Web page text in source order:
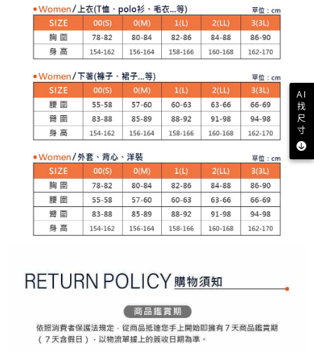
【注意事項】
1.本服務係由「台灣大哥大股份有限公司」（以下簡稱本公司）所提供，讓
用戶於交易時，得透過本服務購買商品或服務，並由商店將買賣／分期付款
2.基於同意付款使用「大哥付你分期」之契約關係目的，商店將以您的個人
資料（包含姓名、電話或地址）提供予台灣大哥大進項蒐集、處理及利用，
由本公司與您本人進行分期帳單所需資料之確認、核對及更正。
3.完整用戶服務條款，請詳閱以下連結：https://oppay.tw/userRule
２．訂單成立數日內，您將收到繳費通知簡訊。
３．收到繳費通知簡訊後14天內，點擊此簡訊中的連結，可透過四大超商／
ATM／網路銀行／等多元方式進行付款，方視為交易完成。
※ 請注意：結帳手續完成當下不需立刻繳費，但若您需要取消訂單，請聯絡
購買商品的店家。未經商家同意取消之訂單仍視為有效，需透過AFTEE先享
※ 交易是否成功請以「AFTEE先享後付 」之結帳頁面顯示為準，若有關於
是否繳費成功／繳費後需取消欲退款等相關疑問，請聯繫「AFTEE先享後付
客戶支援中心」
https://netprotections.freshdesk.com/support/home
【注意事項】
易，需依本服務之必要範圍內提供個人資料，並將交易相關給付款項請求債
權轉讓予恩沛科技股份有限公司。
２．關於個人資料處理事宜，請瀏覽以下網址：
https://aftee.tw/terms/#terms3
３．未成年的使用者請事先徵得法定代理人或監護人之同意方可使用
「AFTEE先享後付」，若未經同意申辦者引起之損失，本公司不負相關責
請求用戶進行身份認證。
５．嚴禁一人註冊多個帳號或使用他人資訊註冊。若發現惡意使用之情形，
免運費
萊爾富取貨付款
免運費
付款後萊爾富取貨
免運費
7-11取貨付款
付款後7-11取貨
免運費
免運費
免運費
AI
找
尺
寸